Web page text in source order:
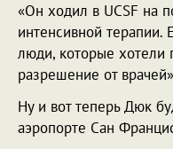
«Он ходил в UCSF на
интенсивной терапии.
люди, которые хотели
разрешение от
Ну и вот теперь Дюк
аэропорте Сан